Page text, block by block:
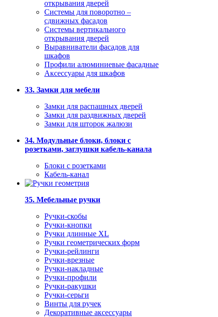
открывания дверей
Системы для поворотно –
сдвижных фасадов
Системы вертикального
открывания дверей
Выравниватели фасадов для
шкафов
Профили алюминиевые фасадные
Аксессуары для шкафов
33. Замки для мебели
Замки для распашных дверей
Замки для раздвижных дверей
Замки для шторок жалюзи
34. Модульные блоки, блоки с
розетками, заглушки кабель-канала
Блоки с розетками
Кабель-канал
35. Мебельные ручки
Ручки-скобы
Ручки-кнопки
Ручки длинные XL
Ручки геометрических форм
Ручки-рейлинги
Ручки-врезные
Ручки-накладные
Ручки-профили
Ручки-ракушки
Ручки-серьги
Винты для ручек
Декоративные аксессуары